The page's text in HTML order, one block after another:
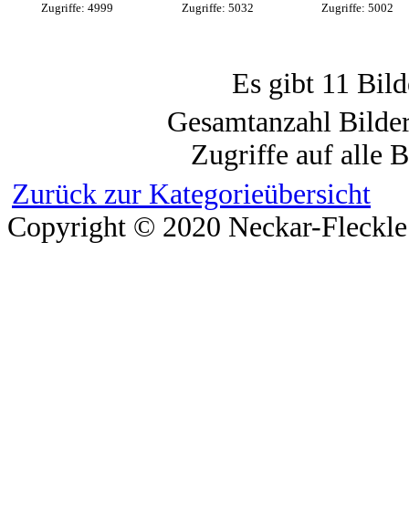
Zugriffe: 4999 Zugriffe: 5032 Zugriffe: 5002
Es gibt 11
Gesamtanzahl
Zugriffe auf alle
Zurück zur Kategorieübersicht
Copyright © 2020 Neckar-